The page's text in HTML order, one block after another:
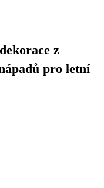
z
pro letní